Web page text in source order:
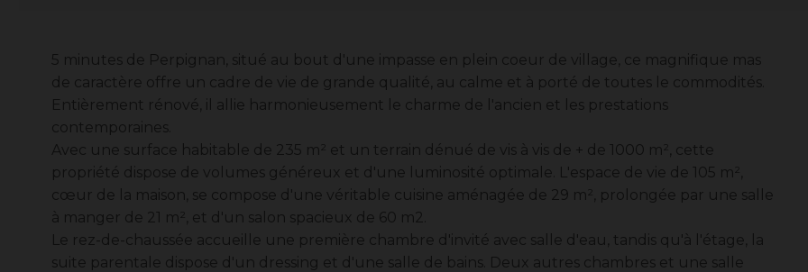
5 minutes de Perpignan, situé au bout d'une impasse en plein coeur de village, ce magnifique mas
de caractère offre un cadre de vie de grande qualité, au calme et à porté de toutes le commodités.
Entièrement rénové, il allie harmonieusement le charme de l'ancien et les prestations
contemporaines.
Avec une surface habitable de 235 m² et un terrain dénué de vis à vis de + de 1000 m², cette
propriété dispose de volumes généreux et d'une luminosité optimale. L'espace de vie de 105 m²,
cœur de la maison, se compose d'une véritable cuisine aménagée de 29 m², prolongée par une salle
à manger de 21 m², et d'un salon spacieux de 60 m2.
Le rez-de-chaussée accueille une première chambre d'invité avec salle d'eau, tandis qu'à l'étage, la
suite parentale dispose d'un dressing et d'une salle de bains. Deux autres chambres et une salle